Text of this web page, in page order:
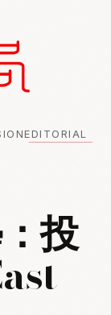
EDITORIAL
投